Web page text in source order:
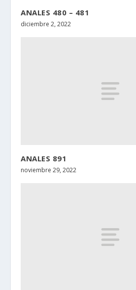
ANALES 480 – 481
diciembre 2, 2022
ANALES 891
noviembre 29, 2022